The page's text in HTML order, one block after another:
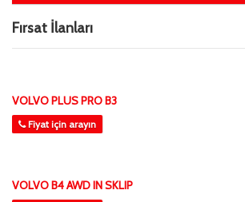
Fırsat İlanları
VOLVO PLUS PRO B3
Fiyat için arayın
VOLVO B4 AWD IN SKLIP